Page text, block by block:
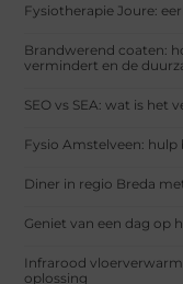
Fysiotherapie Joure:
Brandwerend coaten:
vermindert en de
SEO vs SEA: wat is het
Fysio Amstelveen:
Diner in regio Breda
Geniet van een dag op
Infrarood
oplossing